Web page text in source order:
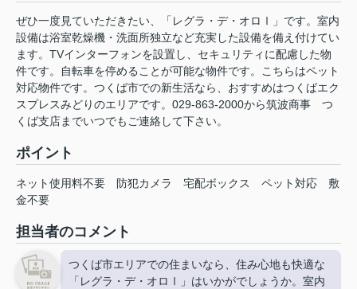
ぜひ一度見ていただきたい、「レグラ・デ・オロⅠ」です。室内
設備は浴室乾燥機・洗面所独立など充実した設備を備え付けてい
ます。TVインターフォンを設置し、セキュリティに配慮した物
件です。自転車を停めることが可能な物件です。こちらはペット
対応物件です。つくば市での新生活なら、おすすめはつくばエク
スプレスみどりのエリアです。029-863-2000から筑波商事 つ
くば支店までいつでもご連絡して下さい。
ポイント
ネット使用料不要 防犯カメラ 宅配ボックス ペット対応
敷
金不要
担当者のコメント
つくば市エリアでの住まいなら、住み心地も快適な
「レグラ・デ・オロⅠ」はいかがでしょうか。室内